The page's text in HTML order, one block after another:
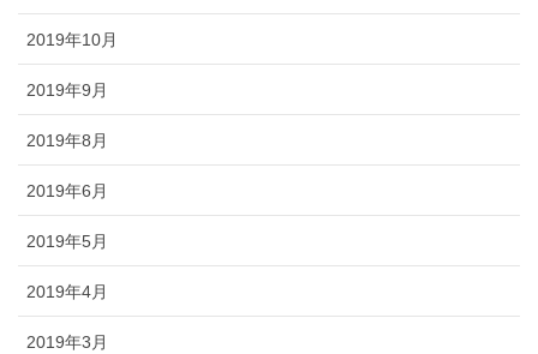
2019年10月
2019年9月
2019年8月
2019年6月
2019年5月
2019年4月
2019年3月